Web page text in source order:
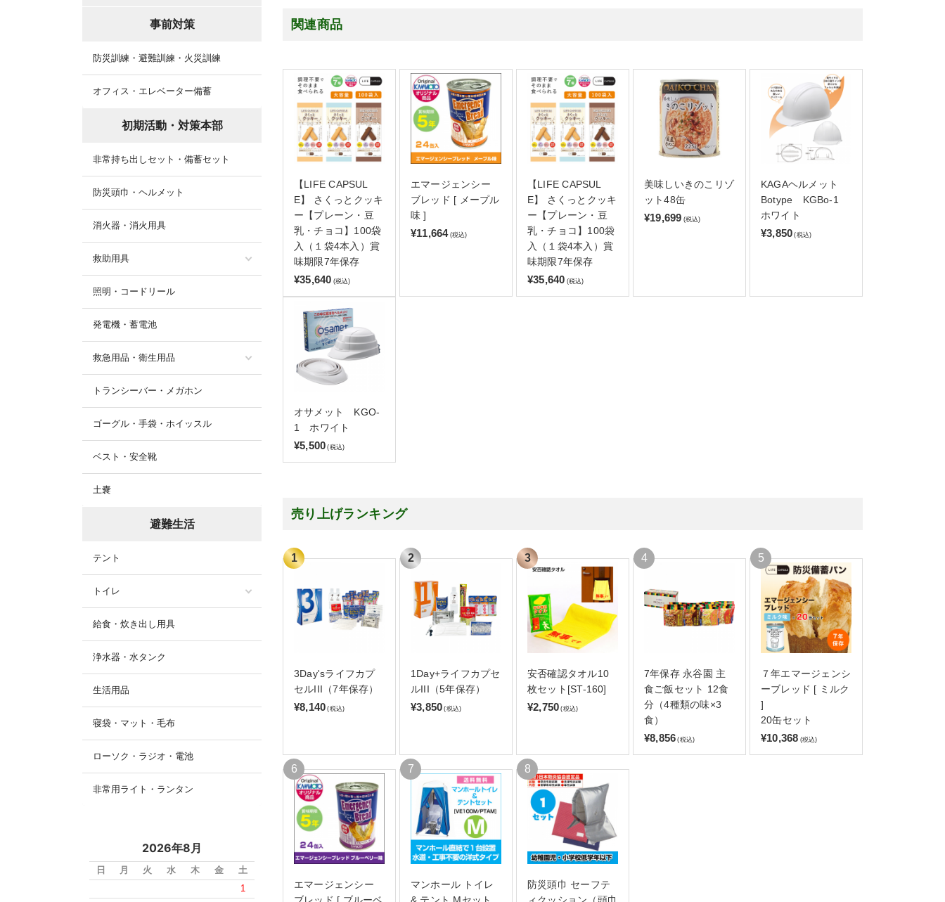
関連商品
【LIFE CAPSUL
E】 さくっとクッキ
ー【プレーン・豆
乳・チョコ】100袋
入（１袋4本入）賞
味期限7年保存
¥35,640 (税込)
エマージェンシー
ブレッド [ メープル
味 ]
¥11,664 (税込)
【LIFE CAPSUL
E】 さくっとクッキ
ー【プレーン・豆
乳・チョコ】100袋
入（１袋4本入）賞
味期限7年保存
¥35,640 (税込)
美味しいきのこリゾ
ット48缶
¥19,699 (税込)
KAGAヘルメット
Botype KGBo-1
ホワイト
¥3,850 (税込)
オサメット KGO-
1 ホワイト
¥5,500 (税込)
売り上げランキング
3Day'sライフカプ
セルIII（7年保存）
¥8,140 (税込)
1Day+ライフカプセ
ルIII（5年保存）
¥3,850 (税込)
安否確認タオル10
枚セット[ST-160]
¥2,750 (税込)
7年保存 永谷園 主
食ご飯セット 12食
分（4種類の味×3
食）
¥8,856 (税込)
７年エマージェンシ
ーブレッド [ ミルク
]
20缶セット
¥10,368 (税込)
エマージェンシー
ブレッド [ ブルーベ
マンホール トイレ
& テント Mセット
防災頭巾 セーフテ
ィクッション（頭巾
事前対策
防災訓練・避難訓練・火災訓練
オフィス・エレベーター備蓄
初期活動・対策本部
非常持ち出しセット・備蓄セット
防災頭巾・ヘルメット
消火器・消火用具
救助用具
照明・コードリール
発電機・蓄電池
救急用品・衛生用品
トランシーバー・メガホン
ゴーグル・手袋・ホイッスル
ベスト・安全靴
土嚢
避難生活
テント
トイレ
給食・炊き出し用具
浄水器・水タンク
生活用品
寝袋・マット・毛布
ローソク・ラジオ・電池
非常用ライト・ランタン
2026年8月
日 月 火 水 木 金
土
1